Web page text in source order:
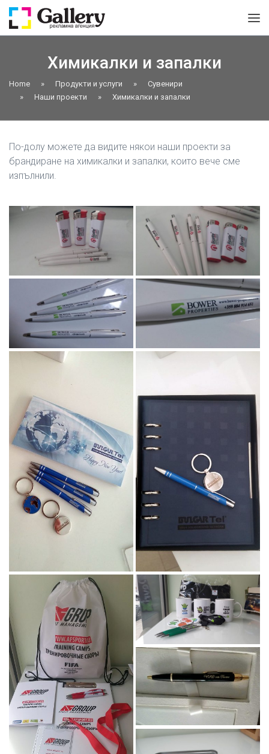
Химикалки и запалки
Home » Продукти и услуги »
Сувенири
»
Наши проекти » Химикалки и запалки
По-долу можете да видите някои наши проекти за
брандиране на химикалки и запалки, които вече сме
изпълнили.